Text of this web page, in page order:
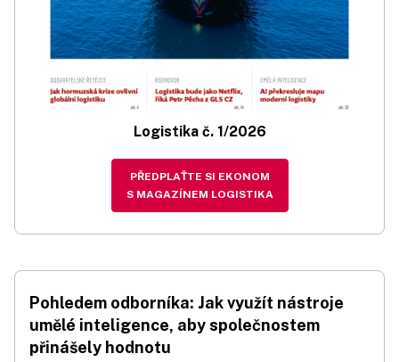
Logistika č. 1/2026
PŘEDPLAŤTE SI EKONOM
S MAGAZÍNEM LOGISTIKA
Pohledem odborníka: Jak využít nástroje
umělé inteligence, aby společnostem
přinášely hodnotu